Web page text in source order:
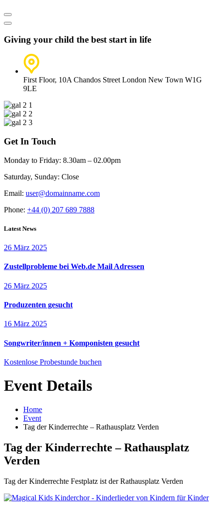
Giving your child the best start in life
First Floor, 10A Chandos Street London New Town W1G
9LE
Get In Touch
Monday to Friday: 8.30am – 02.00pm
Saturday, Sunday: Close
Email: user@domainname.com
Phone: +44 (0) 207 689 7888
Latest News
26 März 2025
Zustellprobleme bei Web.de Mail Adressen
26 März 2025
Produzenten gesucht
16 März 2025
Songwriter/innen + Komponisten gesucht
Kostenlose Probestunde buchen
Event Details
Home
Event
Tag der Kinderrechte – Rathausplatz Verden
Tag der Kinderrechte – Rathausplatz
Verden
Tag der Kinderrechte Festplatz ist der Rathausplatz Verden